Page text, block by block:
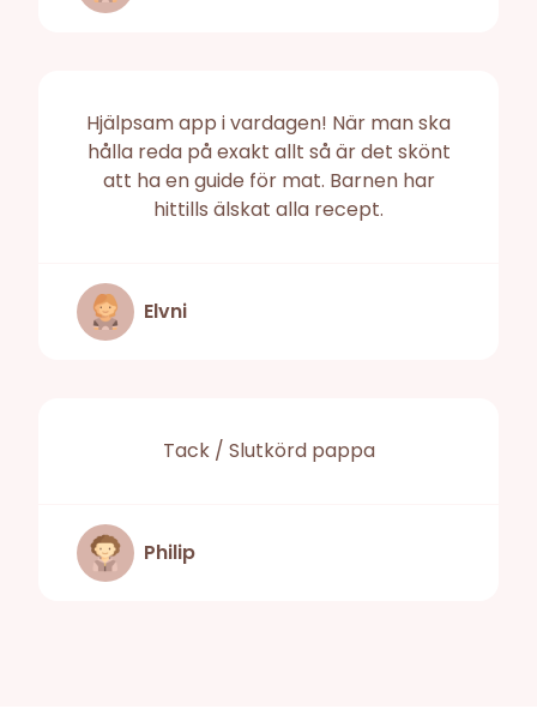
Hjälpsam app i vardagen! När man ska
hålla reda på exakt allt så är det skönt
att ha en guide för mat. Barnen har
hittills älskat alla recept.
Elvni
Tack / Slutkörd pappa
Philip